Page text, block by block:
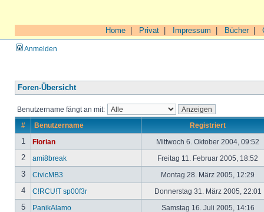
Home Privat Impressum Bücher|
Anmelden
Foren-Übersicht
Benutzername fängt an mit:
# Benutzername Registriert
1 Florian Mittwoch 6. Oktober 2004, 09:52
2 ami8break Freitag 11. Februar 2005, 18:52
3 CivicMB3 Montag 28. März 2005, 12:29
4 C!RCU!T sp00f3r Donnerstag 31. März 2005, 22:01
5 PanikAlamo Samstag 16. Juli 2005, 14:16